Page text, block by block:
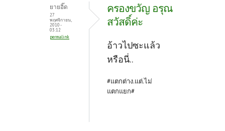
ยายอิ๊ด
27
พฤศจิกายน,
2010 -
03:12
permalink
ครองขวัญ อรุณ
สวัสดิ์ค่ะ
อ้าวไปซะแล้ว
หรือนี่..
#แตกต่าง.แต่.ไม่
แตกแยก#